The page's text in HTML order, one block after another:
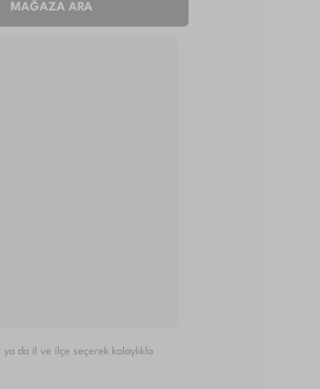
MAĞAZA ARA
da il ve ilçe seçerek kolaylıkla